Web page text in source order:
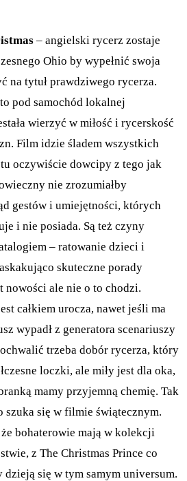
– angielski rycerz zostaje
Ohio by wypełnić swoja
na tytuł prawdziwego rycerza.
pod samochód lokalnej
wierzyć w miłość i rycerskość
Film idzie śladem wszystkich
oczywiście dowcipy z tego jak
nie zrozumiałby
gestów i umiejętności, których
i nie posiada. Są też czyny
– ratowanie dzieci i
skuteczne porady
nowości ale nie o to chodzi.
całkiem urocza, nawet jeśli ma
wypadł z generatora scenariuszy
trzeba dobór rycerza, który
loczki, ale miły jest dla oka,
mamy przyjemną chemię. Tak
szuka się w filmie świątecznym.
bohaterowie mają w kolekcji
z The Christmas Prince co
się w tym samym universum.